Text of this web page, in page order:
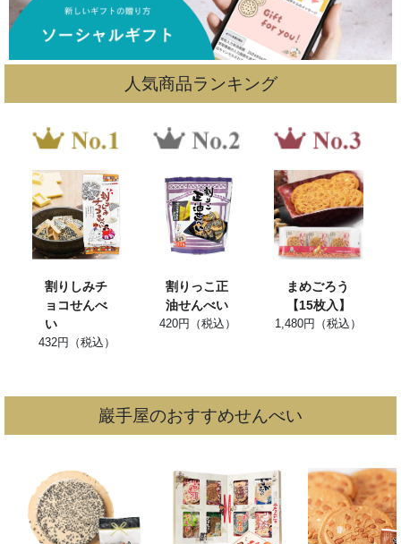
人気商品ランキング
割りしみチ
ョコせんべ
い
432円（税込）
割りっこ正
油せんべい
420円（税込）
まめごろう
【15枚入】
1,480円（税込）
巖手屋のおすすめせんべい